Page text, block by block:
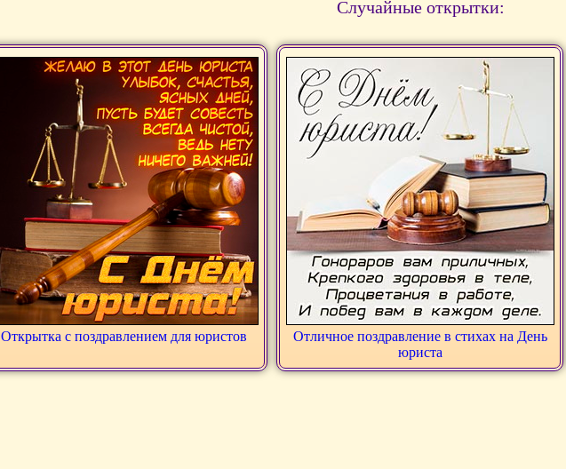
Случайные открытки:
Открытка с поздравлением для юристов
Отличное поздравление в стихах на День
юриста